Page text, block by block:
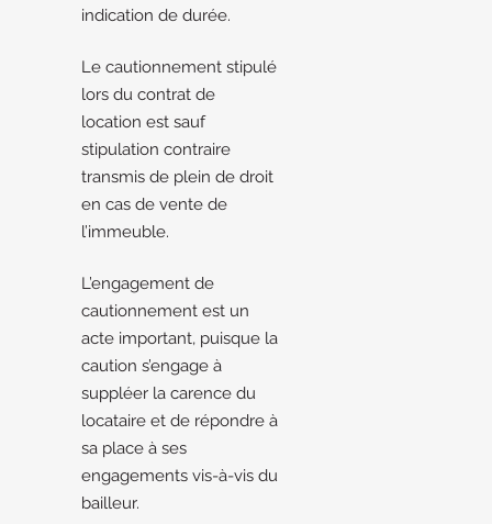
indication de durée.
Le cautionnement stipulé
lors du contrat de
location est sauf
stipulation contraire
transmis de plein de droit
en cas de vente de
l’immeuble.
L’engagement de
cautionnement est un
acte important, puisque la
caution s’engage à
suppléer la carence du
locataire et de répondre à
sa place à ses
engagements vis-à-vis du
bailleur.